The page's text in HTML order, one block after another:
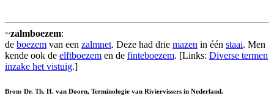
~zalmboezem:
de boezem van een zalmnet. Deze had drie mazen in één staai. Men
kende ook de elftboezem en de finteboezem. [Links: Diverse termen
inzake het vistuig.]
Bron: Dr. Th. H. van Doorn, Terminologie van Riviervissers in Nederland.